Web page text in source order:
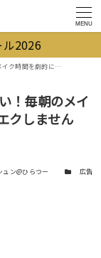
MENU
ル2026
しませんか？【ひらつー広告】
！毎朝のメイ
クしません
ュン@ひらつー カテゴリー
広告